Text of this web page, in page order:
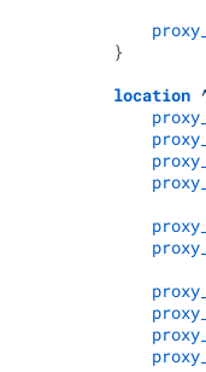
        }
location